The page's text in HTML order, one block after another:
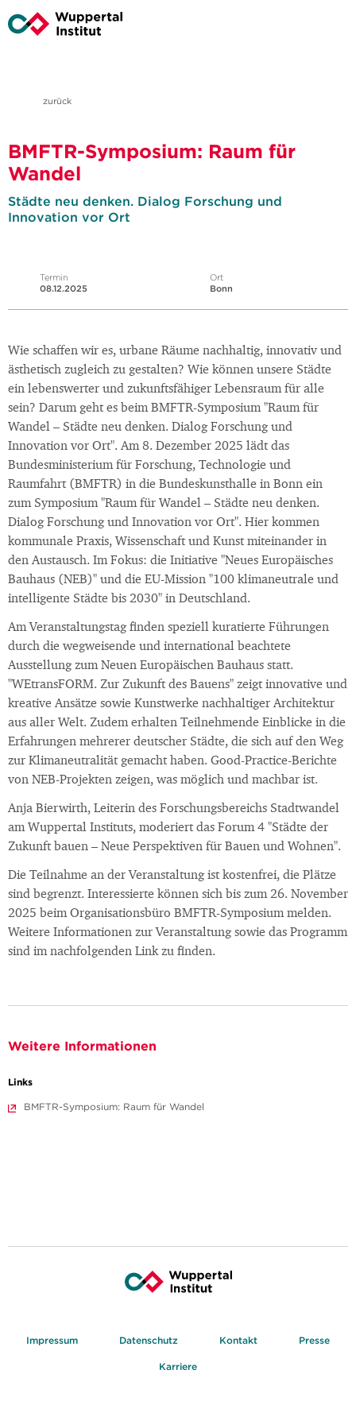
zurück
BMFTR-Symposium: Raum für
Wandel
Städte neu denken. Dialog Forschung und
Innovation vor Ort
Termin
08.12.2025
Ort
Bonn
Wie schaffen wir es, urbane Räume nachhaltig, innovativ und
ästhetisch zugleich zu gestalten? Wie können unsere Städte
ein lebenswerter und zukunftsfähiger Lebensraum für alle
sein? Darum geht es beim BMFTR-Symposium "Raum für
Wandel – Städte neu denken. Dialog Forschung und
Innovation vor Ort". Am 8. Dezember 2025 lädt das
Bundesministerium für Forschung, Technologie und
Raumfahrt (BMFTR) in die Bundeskunsthalle in Bonn ein
zum Symposium "Raum für Wandel – Städte neu denken.
Dialog Forschung und Innovation vor Ort". Hier kommen
kommunale Praxis, Wissenschaft und Kunst miteinander in
den Austausch. Im Fokus: die Initiative "Neues Europäisches
Bauhaus (NEB)" und die EU-Mission "100 klimaneutrale und
intelligente Städte bis 2030" in Deutschland.
Am Veranstaltungstag finden speziell kuratierte Führungen
durch die wegweisende und international beachtete
Ausstellung zum Neuen Europäischen Bauhaus statt.
"WEtransFORM. Zur Zukunft des Bauens" zeigt innovative und
kreative Ansätze sowie Kunstwerke nachhaltiger Architektur
aus aller Welt. Zudem erhalten Teilnehmende Einblicke in die
Erfahrungen mehrerer deutscher Städte, die sich auf den Weg
zur Klimaneutralität gemacht haben. Good-Practice-Berichte
von NEB-Projekten zeigen, was möglich und machbar ist.
Anja Bierwirth, Leiterin des Forschungsbereichs Stadtwandel
am Wuppertal Instituts, moderiert das Forum 4 "Städte der
Zukunft bauen – Neue Perspektiven für Bauen und Wohnen".
Die Teilnahme an der Veranstaltung ist kostenfrei, die Plätze
sind begrenzt. Interessierte können sich bis zum 26. November
2025 beim Organisationsbüro BMFTR-Symposium melden.
Weitere Informationen zur Veranstaltung sowie das Programm
sind im nachfolgenden Link zu finden.
Weitere Informationen
Links
BMFTR-Symposium: Raum für Wandel
Impressum Datenschutz Kontakt Presse
Karriere